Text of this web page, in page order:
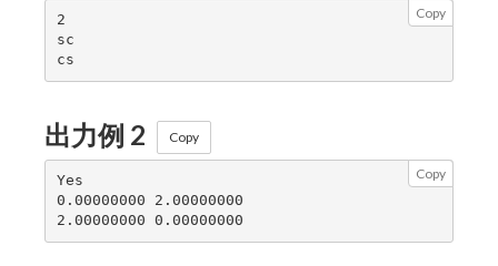
Copy
2
sc
出力例 2 Copy
Copy
Yes
0.00000000 2.00000000